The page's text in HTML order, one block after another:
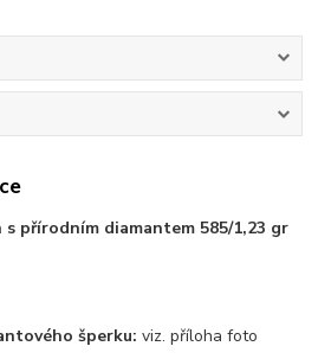
přírodním diamantem 585/1,23 gr
šperku: viz. příloha foto